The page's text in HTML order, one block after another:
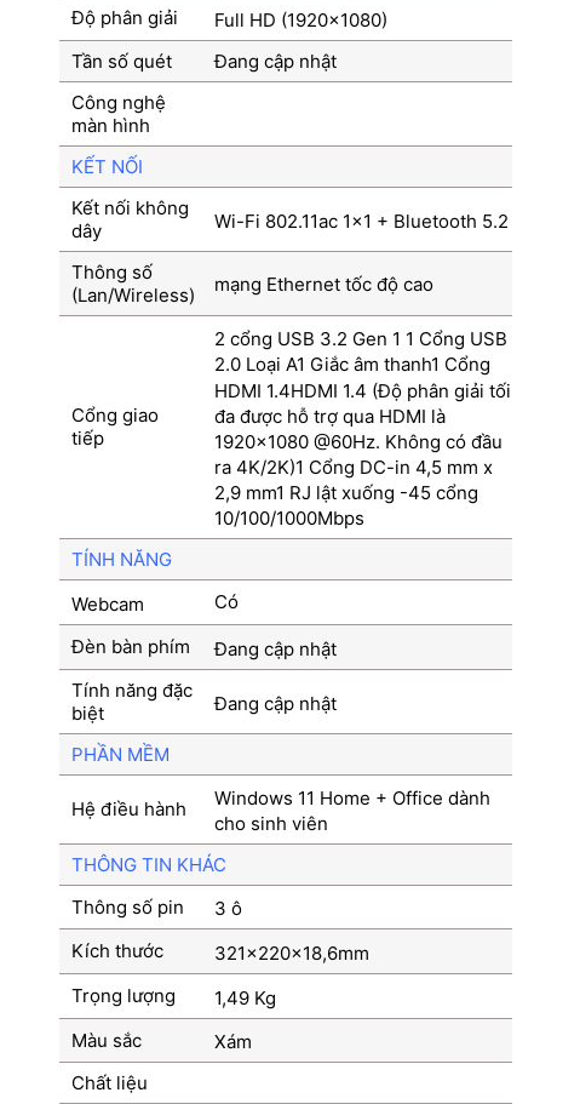
Độ phân giải
Full HD (1920×1080)
Tần số quét
Đang cập nhật
Công nghệ
màn hình
KẾT NỐI
Kết nối không
dây
Wi-Fi 802.11ac 1×1 + Bluetooth 5.2
Thông số
(Lan/Wireless)
mạng Ethernet tốc độ cao
Cổng giao
tiếp
2 cổng USB 3.2 Gen 1 1 Cổng USB
2.0 Loại A1 Giắc âm thanh1 Cổng
HDMI 1.4HDMI 1.4 (Độ phân giải tối
đa được hỗ trợ qua HDMI là
1920×1080 @60Hz. Không có đầu
ra 4K/2K)1 Cổng DC-in 4,5 mm x
2,9 mm1 RJ lật xuống -45 cổng
10/100/1000Mbps
TÍNH NĂNG
Webcam
Có
Đèn bàn phím
Đang cập nhật
Tính năng đặc
biệt
Đang cập nhật
PHẦN MỀM
Hệ điều hành
Windows 11 Home + Office dành
cho sinh viên
THÔNG TIN KHÁC
Thông số pin
3 ô
Kích thước
321x220x18,6mm
Trọng lượng
1,49 Kg
Màu sắc
Xám
Chất liệu